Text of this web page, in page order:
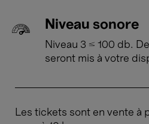
Niveau sonore
Niveau 3 ≤ 100 db.
seront mis à votre
Les tickets sont en vente à